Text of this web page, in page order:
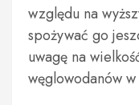
względu na
spożywać go
uwagę na
węglowodanów